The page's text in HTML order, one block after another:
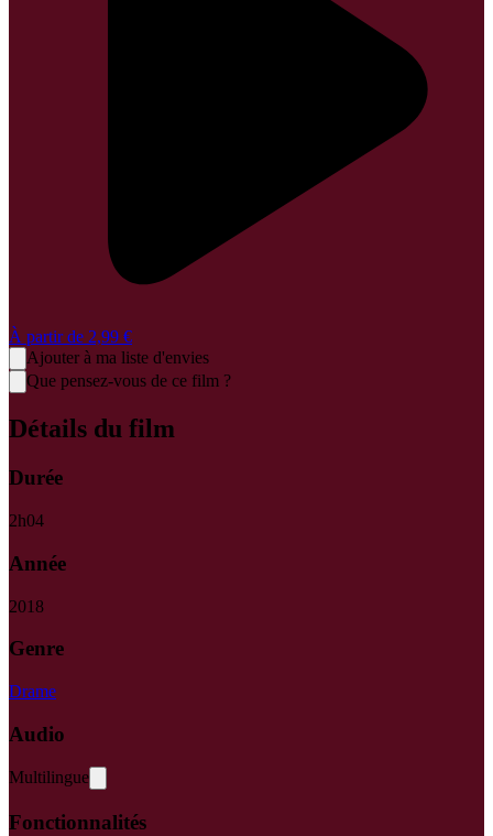
À partir de 2,99 €
Ajouter à ma liste d'envies
Que pensez-vous de ce film ?
Détails du film
Durée
2h04
Année
2018
Genre
Drame
Audio
Multilingue
Fonctionnalités